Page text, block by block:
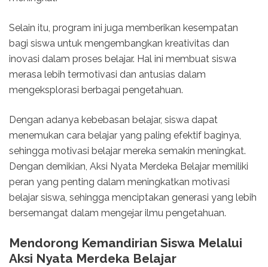
Selain itu, program ini juga memberikan kesempatan
bagi siswa untuk mengembangkan kreativitas dan
inovasi dalam proses belajar. Hal ini membuat siswa
merasa lebih termotivasi dan antusias dalam
mengeksplorasi berbagai pengetahuan.
Dengan adanya kebebasan belajar, siswa dapat
menemukan cara belajar yang paling efektif baginya,
sehingga motivasi belajar mereka semakin meningkat.
Dengan demikian, Aksi Nyata Merdeka Belajar memiliki
peran yang penting dalam meningkatkan motivasi
belajar siswa, sehingga menciptakan generasi yang lebih
bersemangat dalam mengejar ilmu pengetahuan.
Mendorong Kemandirian Siswa Melalui
Aksi Nyata Merdeka Belajar